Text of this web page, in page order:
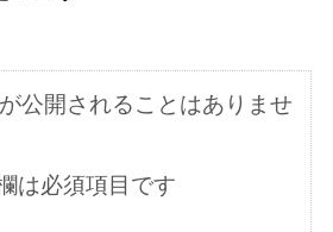
公開されることはありませ
は必須項目です